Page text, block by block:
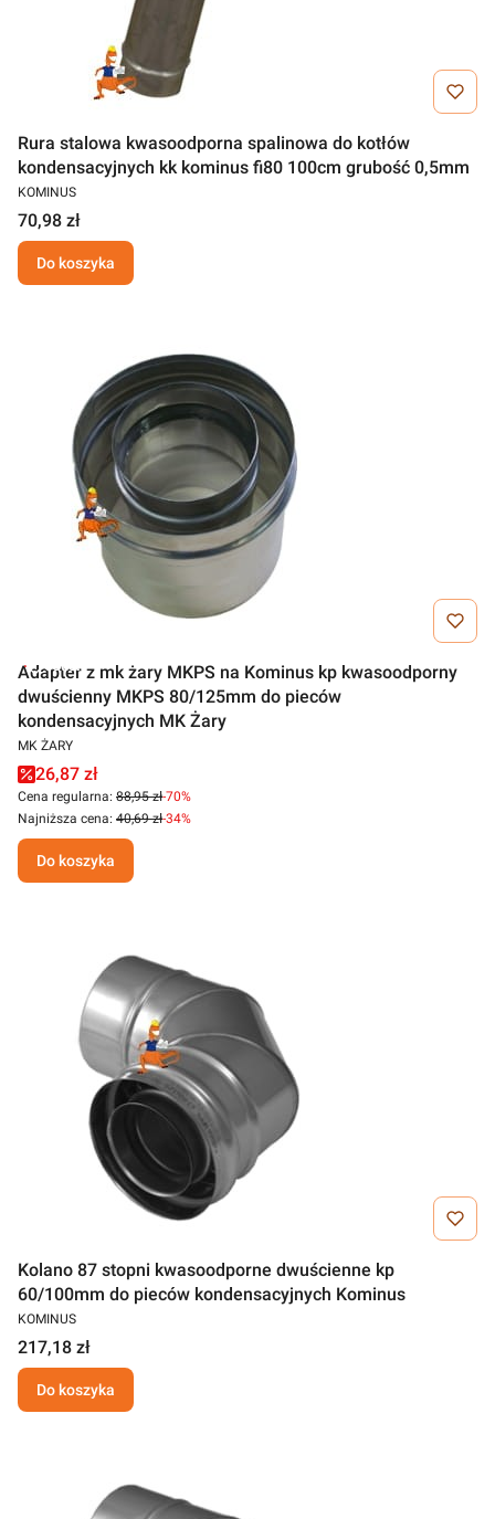
Rura stalowa kwasoodporna spalinowa do kotłów
kondensacyjnych kk kominus fi80 100cm grubość 0,5mm
KOMINUS
70,98 zł
Do koszyka
Outlet
Adapter z mk żary MKPS na Kominus kp kwasoodporny
dwuścienny MKPS 80/125mm do pieców
kondensacyjnych MK Żary
MK ŻARY
26,87 zł
Cena regularna: 88,95 zł-70%
Najniższa cena: 40,69 zł-34%
Do koszyka
Kolano 87 stopni kwasoodporne dwuścienne kp
60/100mm do pieców kondensacyjnych Kominus
KOMINUS
217,18 zł
Do koszyka